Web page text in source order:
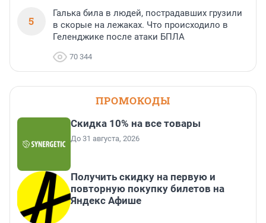
5
Галька била в людей, пострадавших грузили
в скорые на лежаках. Что происходило в
Геленджике после атаки БПЛА
70 344
ПРОМОКОДЫ
Скидка 10% на все товары
До 31 августа, 2026
Получить скидку на первую и
повторную покупку билетов на
Яндекс Афише